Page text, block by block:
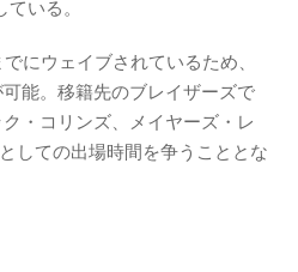
いる。
にウェイブされているため、
能。移籍先のブレイザーズで
・コリンズ、メイヤーズ・レ
しての出場時間を争うこととな